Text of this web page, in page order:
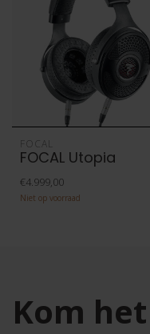
FOCAL
FOCAL Utopia
€4.999,00
Niet op voorraad
Kom